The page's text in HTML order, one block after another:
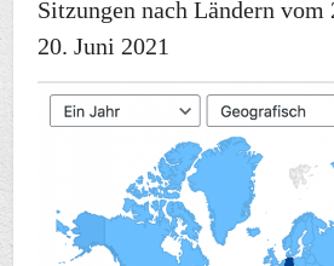
Sitzungen nach Ländern vom
20. Juni 2021